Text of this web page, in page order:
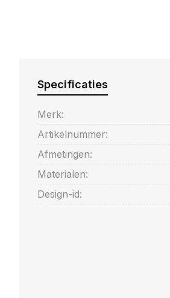
Specificaties
Merk:
Artikelnummer:
Afmetingen:
Materialen:
Design-id: